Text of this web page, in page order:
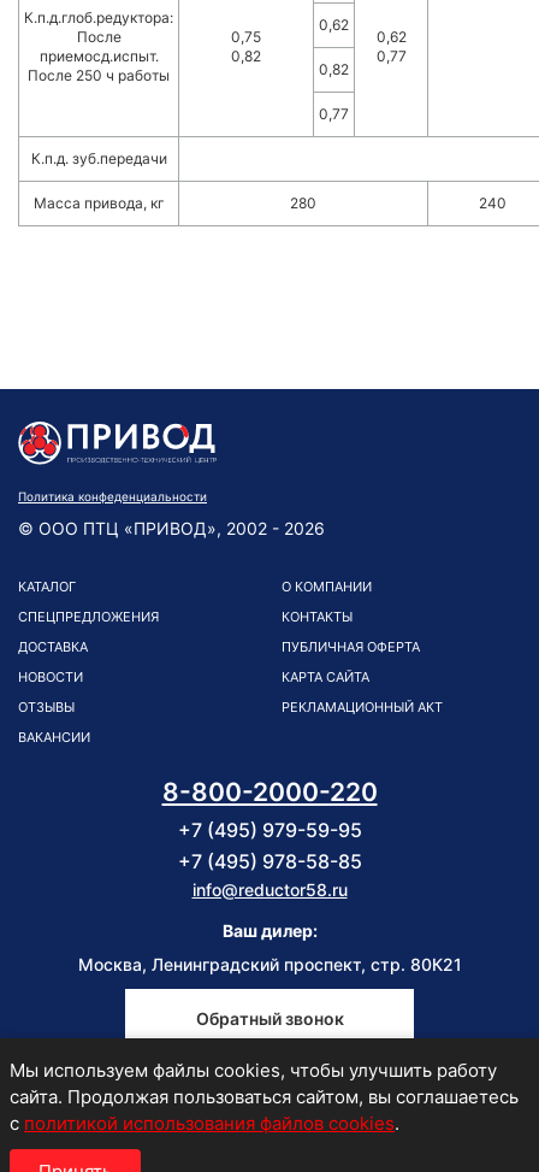
К.п.д.глоб.редуктора:
После
приемосд.испыт.
После 250 ч работы
0,75
0,82
0,62
0,77
0,62
0,82
0,77
К.п.д. зуб.передачи
Масса привода, кг 280 240
Политика конфеденциальности
© ООО ПТЦ «ПРИВОД», 2002 - 2026
КАТАЛОГ
СПЕЦПРЕДЛОЖЕНИЯ
ДОСТАВКА
НОВОСТИ
ОТЗЫВЫ
ВАКАНСИИ
О КОМПАНИИ
КОНТАКТЫ
ПУБЛИЧНАЯ ОФЕРТА
КАРТА САЙТА
РЕКЛАМАЦИОННЫЙ АКТ
8-800-2000-220
+7 (495) 979-59-95
+7 (495) 978-58-85
info@reductor58.ru
Ваш дилер:
Москва, Ленинградский проспект, стр. 80К21
Обратный звонок
Пн-Пт
9:00-18:00
Мы используем файлы cookies, чтобы улучшить работу
сайта. Продолжая пользоваться сайтом, вы соглашаетесь
с политикой использования файлов cookies.